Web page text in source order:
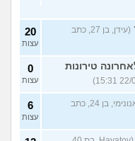
(עידן, בן 27, כתב
20
עצות
טירונות
0
עצות
(אנונימי, בן 24, כתב
6
עצות